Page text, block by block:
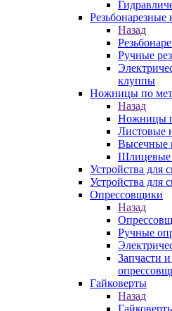
Назад
Ручные
клуппы
Ножницы по
Назад
Ножницы
Листовые
Высечные
Шлицевые
Устройства для
Устройства для
Опрессовщики
Назад
Ручные
Запчасти
Гайковерты
Назад